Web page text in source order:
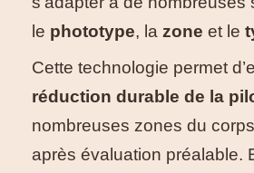
le phototype, la zone et le
Cette technologie permet
réduction durable de la
nombreuses zones du
après évaluation préalable.